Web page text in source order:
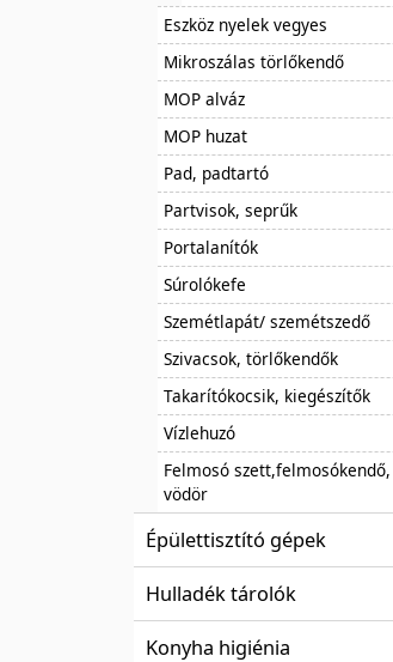
Eszköz nyelek vegyes
Mikroszálas törlőkendő
MOP alváz
MOP huzat
Pad, padtartó
Partvisok, seprűk
Portalanítók
Súrolókefe
Szemétlapát/ szemétszedő
Szivacsok, törlőkendők
Takarítókocsik, kiegészítők
Vízlehuzó
Felmosó szett,felmosókendő,
vödör
Épülettisztító gépek
Hulladék tárolók
Konyha higiénia